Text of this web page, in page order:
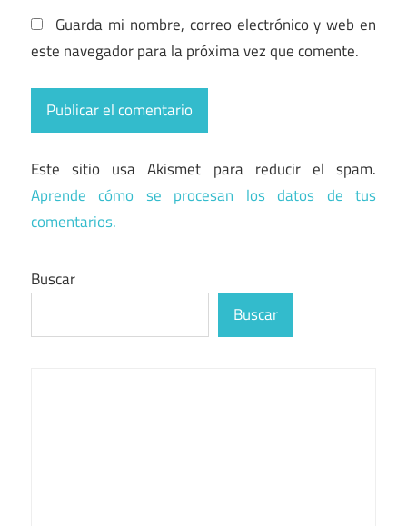
Guarda mi nombre, correo electrónico y web en
este navegador para la próxima vez que comente.
Este sitio usa Akismet para reducir el spam.
Aprende cómo se procesan los datos de tus
comentarios.
Buscar
Buscar